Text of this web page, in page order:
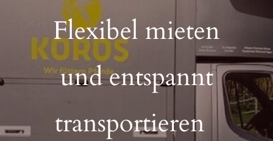
Flexibel mieten
und entspannt
transportieren